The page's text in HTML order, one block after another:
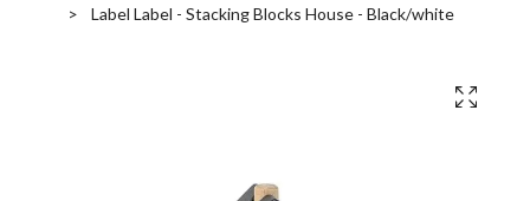
Label Label - Stacking Blocks House - Black/white